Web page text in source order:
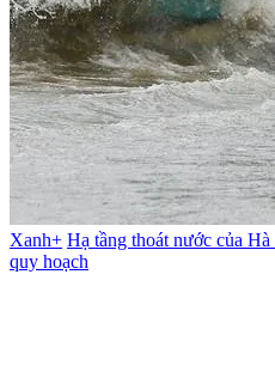
Xanh+ Hạ tầng thoát nước của
quy hoạch